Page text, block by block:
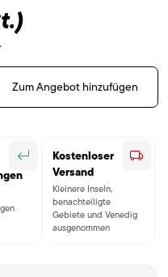
Zum Angebot hinzufügen
Kostenloser
Versand
Kleinere Inseln,
benachteiligte
Gebiete und Venedig
ausgenommen